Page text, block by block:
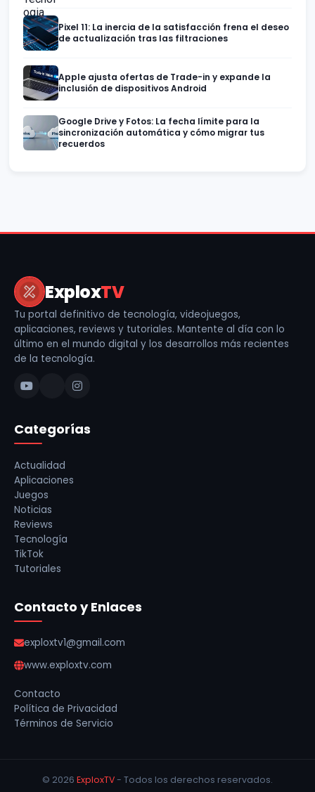
Pixel 11: La inercia de la satisfacción frena el deseo
de actualización tras las filtraciones
Apple ajusta ofertas de Trade-in y expande la
inclusión de dispositivos Android
Google Drive y Fotos: La fecha límite para la
sincronización automática y cómo migrar tus
recuerdos
ExploxTV
Tu portal definitivo de tecnología, videojuegos,
aplicaciones, reviews y tutoriales. Mantente al día con lo
último en el mundo digital y los desarrollos más recientes
de la tecnología.
Categorías
Actualidad
Aplicaciones
Juegos
Noticias
Reviews
Tecnología
TikTok
Tutoriales
Contacto y Enlaces
exploxtv1@gmail.com
www.exploxtv.com
Contacto
Política de Privacidad
Términos de Servicio
© 2026 ExploxTV- Todos los derechos reservados.